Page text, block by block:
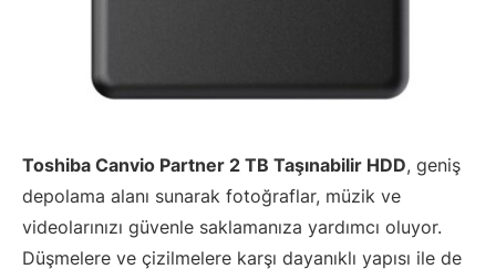
Toshiba Canvio Partner 2 TB Taşınabilir HDD, geniş
depolama alanı sunarak fotoğraflar, müzik ve
videolarınızı güvenle saklamanıza yardımcı oluyor.
Düşmelere ve çizilmelere karşı dayanıklı yapısı ile de